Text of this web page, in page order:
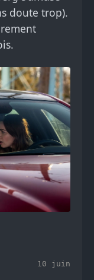
doute trop).
10 juin